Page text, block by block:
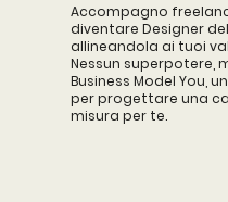
Accompagno
diventare Designer
allineandola ai tuoi
Nessun superpotere,
Business Model You,
per progettare una
misura per te.